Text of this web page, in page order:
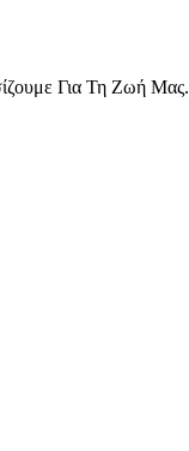
Για Τη Ζωή Μας.